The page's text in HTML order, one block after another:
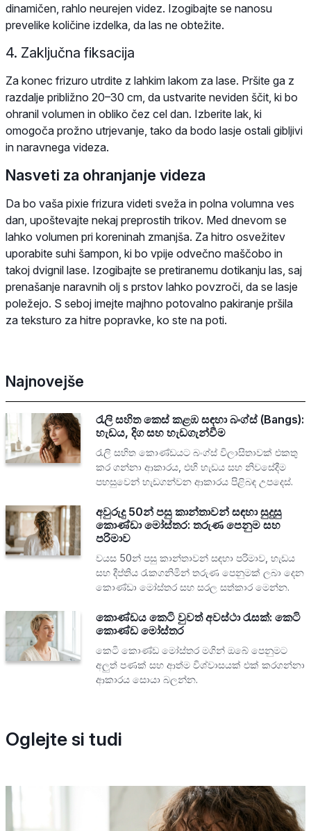
dinamičen, rahlo neurejen videz. Izogibajte se nanosu
prevelike količine izdelka, da las ne obtežite.
4. Zaključna fiksacija
Za konec frizuro utrdite z lahkim lakom za lase. Pršite ga z
razdalje približno 20–30 cm, da ustvarite neviden ščit, ki bo
ohranil volumen in obliko čez cel dan. Izberite lak, ki
omogoča prožno utrjevanje, tako da bodo lasje ostali gibljivi
in naravnega videza.
Nasveti za ohranjanje videza
Da bo vaša pixie frizura videti sveža in polna volumna ves
dan, upoštevajte nekaj preprostih trikov. Med dnevom se
lahko volumen pri koreninah zmanjša. Za hitro osvežitev
uporabite suhi šampon, ki bo vpije odvečno maščobo in
takoj dvignil lase. Izogibajte se pretiranemu dotikanju las, saj
prenašanje naravnih olj s prstov lahko povzroči, da se lasje
poležejo. S seboj imejte majhno potovalno pakiranje pršila
za teksturo za hitre popravke, ko ste na poti.
Najnovejše
රැලි සහිත කෙස් කළඹ සඳහා බංග්ස් (Bangs):
හැඩය, දිග සහ හැඩගැන්වීම
රැලි සහිත කොණ්ඩයට බංග්ස් විලාසිතාවක් එකතු
කර ගන්නා ආකාරය, එහි හැඩය සහ නිවසේදීම
පහසුවෙන් හැඩගන්වන ආකාරය පිළිබඳ උපදෙස්.
අවුරුදු 50න් පසු කාන්තාවන් සඳහා සුදුසු
කොණ්ඩා මෝස්තර: තරුණ පෙනුම සහ
පරිමාව
වයස 50න් පසු කාන්තාවන් සඳහා පරිමාව, හැඩය
සහ දීප්තිය රැකගනිමින් තරුණ පෙනුමක් ලබා දෙන
කොණ්ඩා මෝස්තර සහ සරල සත්කාර මෙන්න.
කොණ්ඩය කෙටි වුවත් අවස්ථා රැසක්: කෙටි
කොණ්ඩ මෝස්තර
කෙටි කොණ්ඩ මෝස්තර මගින් ඔබේ පෙනුමට
අලුත් පණක් සහ ආත්ම විශ්වාසයක් එක් කරගන්නා
ආකාරය සොයා බලන්න.
Oglejte si tudi